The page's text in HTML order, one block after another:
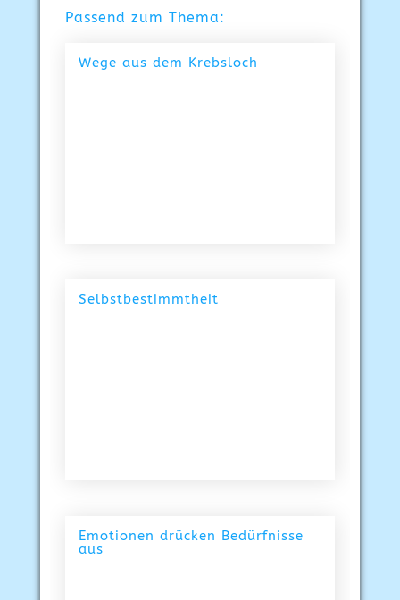
Passend zum Thema:
Wege aus dem Krebsloch
Selbstbestimmtheit
Emotionen drücken Bedürfnisse
aus